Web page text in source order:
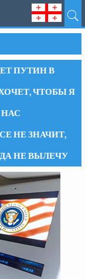
ПУТИН В
ЧТОБЫ Я
НЕ ЗНАЧИТ,
НЕ ВЫЛЕЧУ